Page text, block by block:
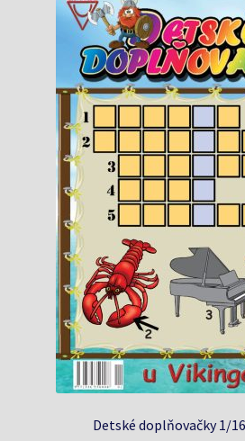
Detské doplňovačky 1/